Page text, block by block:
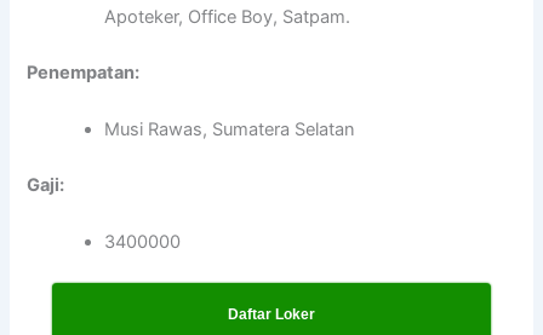
Apoteker, Office Boy, Satpam.
Penempatan:
Musi Rawas, Sumatera Selatan
Gaji:
3400000
Daftar Loker